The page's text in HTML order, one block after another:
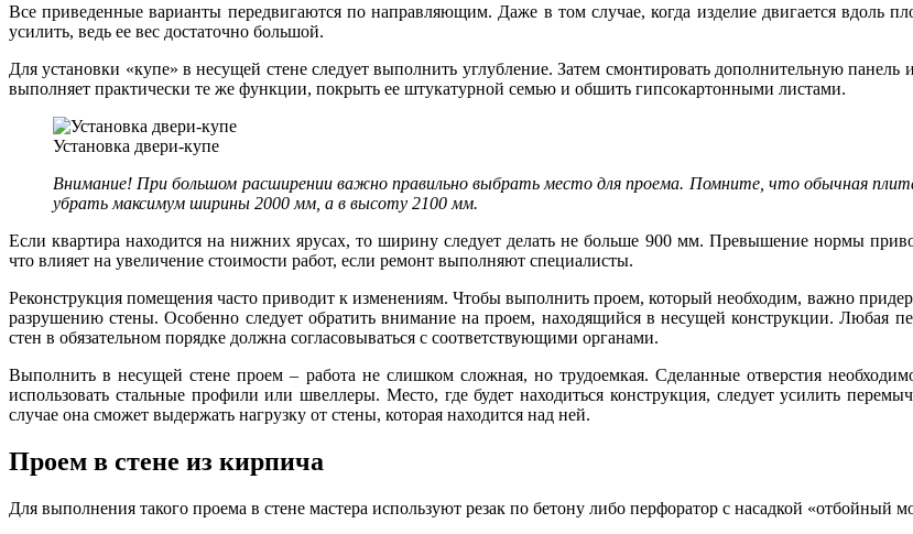
Все приведенные варианты передвигаются по направляющим. Даже в том случае, когда изделие двигается вдоль
усилить, ведь ее вес достаточно большой.
Для установки «купе» в несущей стене следует выполнить углубление. Затем смонтировать дополнительную
выполняет практически те же функции, покрыть ее штукатурной семью и обшить гипсокартонными листами.
Установка двери-купе
Внимание! При большом расширении важно правильно выбрать место для проема. Помните, что обычная
убрать максимум ширины 2000 мм, а в высоту 2100 мм.
Если квартира находится на нижних ярусах, то ширину следует делать не больше 900 мм. Превышение нормы
что влияет на увеличение стоимости работ, если ремонт выполняют специалисты.
Реконструкция помещения часто приводит к изменениям. Чтобы выполнить проем, который необходим, важно
разрушению стены. Особенно следует обратить внимание на проем, находящийся в несущей конструкции. Любая
стен в обязательном порядке должна согласовываться с соответствующими органами.
Выполнить в несущей стене проем – работа не слишком сложная, но трудоемкая. Сделанные отверстия
использовать стальные профили или швеллеры. Место, где будет находиться конструкция, следует усилить
случае она сможет выдержать нагрузку от стены, которая находится над ней.
Проем в стене из кирпича
Для выполнения такого проема в стене мастера используют резак по бетону либо перфоратор с насадкой «отбойный